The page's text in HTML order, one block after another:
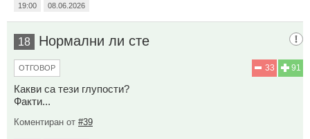
19:00 08.06.2026
18 Нормални ли сте
91
33
ОТГОВОР
Какви са тези глупости?
Факти...
Коментиран от #39